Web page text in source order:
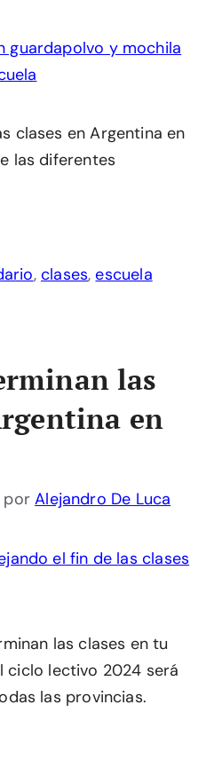
clases en Argentina en
las diferentes
, clases,escuela
las
en
porAlejandro De Luca
las clases en tu
ciclo lectivo 2024 será
las provincias.